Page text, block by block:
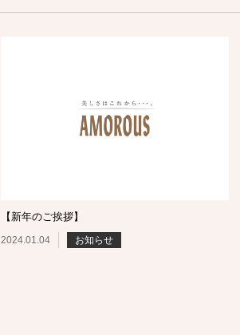
【新年のご挨拶】
2024.01.04 お知らせ